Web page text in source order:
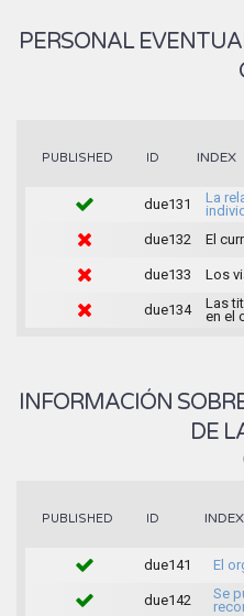
PERSONAL
PUBLISHED ID INDEX
due131
La
due132
El
due133 Los
due134
Las
en el
INFORMACIÓN
DE
PUBLISHED ID INDEX
due141 El
due142
Se